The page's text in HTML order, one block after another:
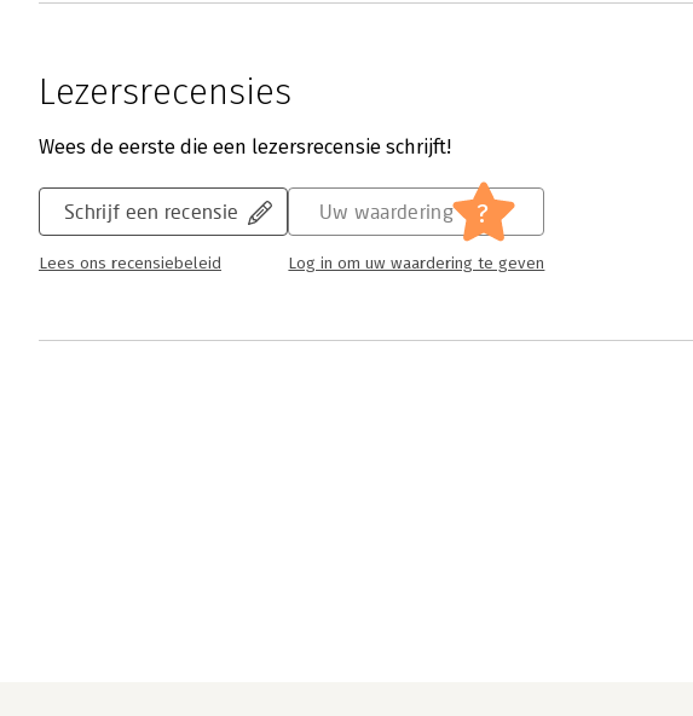
Lezersrecensies
Wees de eerste die een lezersrecensie schrijft!
Schrijf een recensie
Lees ons recensiebeleid
Uw waardering ?
Log in om uw waardering te geven